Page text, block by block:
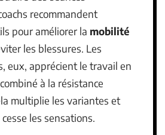
recommandent
pour améliorer la mobilité
les blessures. Les
eux, apprécient le travail en
combiné à la résistance
multiplie les variantes et
les sensations.